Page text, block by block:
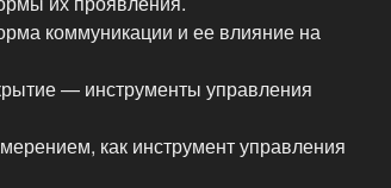
коммуникации и ее влияние на
— инструменты управления
как инструмент управления